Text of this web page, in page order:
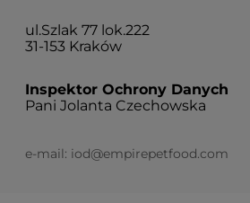
ul.Szlak 77 lok.222
31-153 Kraków
Inspektor Ochrony Danych
Pani Jolanta Czechowska
e-mail: iod@empirepetfood.com